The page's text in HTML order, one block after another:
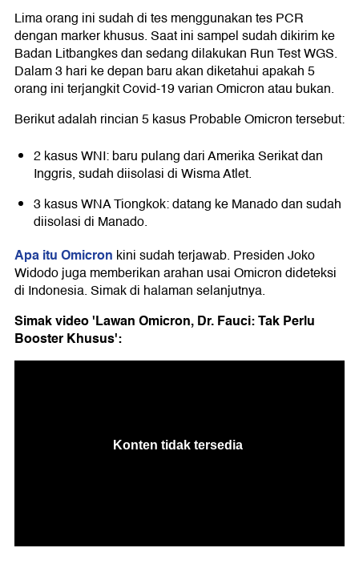
Lima orang ini sudah di tes menggunakan tes PCR
dengan marker khusus. Saat ini sampel sudah dikirim ke
Badan Litbangkes dan sedang dilakukan Run Test WGS.
Dalam 3 hari ke depan baru akan diketahui apakah 5
orang ini terjangkit Covid-19 varian Omicron atau bukan.
Berikut adalah rincian 5 kasus Probable Omicron tersebut:
2 kasus WNI: baru pulang dari Amerika Serikat dan
Inggris, sudah diisolasi di Wisma Atlet.
3 kasus WNA Tiongkok: datang ke Manado dan sudah
diisolasi di Manado.
Apa itu Omicron kini sudah terjawab. Presiden Joko
Widodo juga memberikan arahan usai Omicron dideteksi
di Indonesia. Simak di halaman selanjutnya.
Simak video 'Lawan Omicron, Dr. Fauci: Tak Perlu
Booster Khusus':